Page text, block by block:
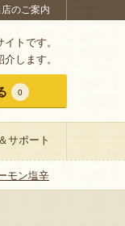
のご案内
トです。
します。
0
サポート
モン塩辛